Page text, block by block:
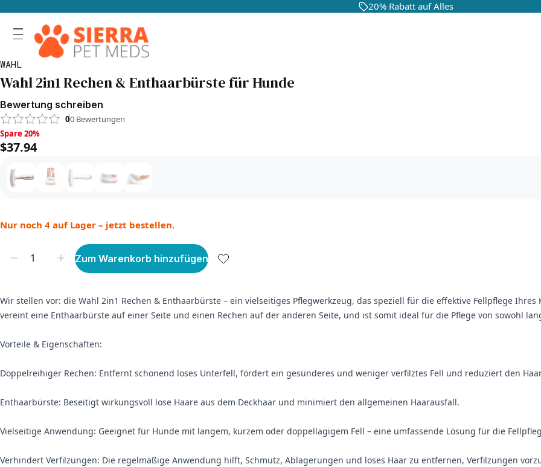
20% Rabatt auf Alles
WAHL
Wahl 2in1 Rechen & Enthaarbürste für Hunde
Bewertung schreiben
00 Bewertungen
Spare 20%, $37.94
Spare 20%
$37.94
Nur noch 4 auf Lager – jetzt bestellen.
Zum Warenkorb hinzufügen
Wir stellen vor: die Wahl 2in1 Rechen & Enthaarbürste – ein vielseitiges Pflegwerkzeug, das speziell für die effektive Fellpflege
vereint eine Enthaarbürste auf einer Seite und einen Rechen auf der anderen Seite, und ist somit ideal für die Pflege von sowohl
Vorteile & Eigenschaften:
Doppelreihiger Rechen: Entfernt schonend loses Unterfell, fördert ein gesünderes und weniger verfilztes Fell und reduziert den
Enthaarbürste: Beseitigt wirkungsvoll lose Haare aus dem Deckhaar und minimiert den allgemeinen Haarausfall.
Vielseitige Anwendung: Geeignet für Hunde mit langem, kurzem oder doppellagigem Fell – eine umfassende Lösung für die
Verhindert Verfilzungen: Die regelmäßige Anwendung hilft, Schmutz, Ablagerungen und loses Haar zu entfernen, Verfilzungen